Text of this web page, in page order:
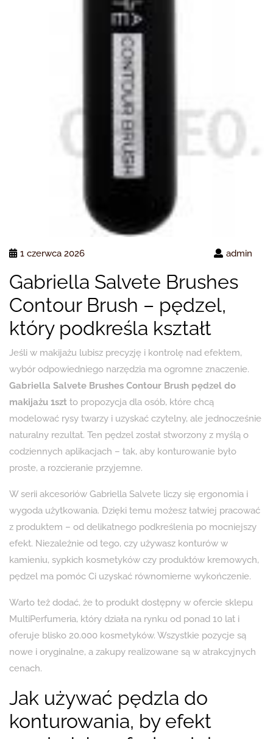
1 czerwca 2026 admin
Gabriella Salvete Brushes
Contour Brush – pędzel,
który podkreśla kształt
Jeśli w makijażu lubisz precyzję i kontrolę nad efektem,
wybór odpowiedniego narzędzia ma ogromne znaczenie.
Gabriella Salvete Brushes Contour Brush pędzel do
makijażu 1szt to propozycja dla osób, które chcą
modelować rysy twarzy i uzyskać czytelny, ale jednocześnie
naturalny rezultat. Ten pędzel został stworzony z myślą o
codziennych aplikacjach – tak, aby konturowanie było
proste, a rozcieranie przyjemne.
W serii akcesoriów Gabriella Salvete liczy się ergonomia i
wygoda użytkowania. Dzięki temu możesz łatwiej pracować
z produktem – od delikatnego podkreślenia po mocniejszy
efekt. Niezależnie od tego, czy używasz konturów w
kamieniu, sypkich kosmetyków czy produktów kremowych,
pędzel ma pomóc Ci uzyskać równomierne wykończenie.
Warto też dodać, że to produkt dostępny w ofercie sklepu
MultiPerfumeria, który działa na rynku od ponad 10 lat i
oferuje blisko 20.000 kosmetyków. Wszystkie pozycje są
nowe i oryginalne, a zakupy realizowane są w atrakcyjnych
cenach.
Jak używać pędzla do
konturowania, by efekt